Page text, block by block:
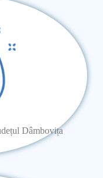
Dâmbovița